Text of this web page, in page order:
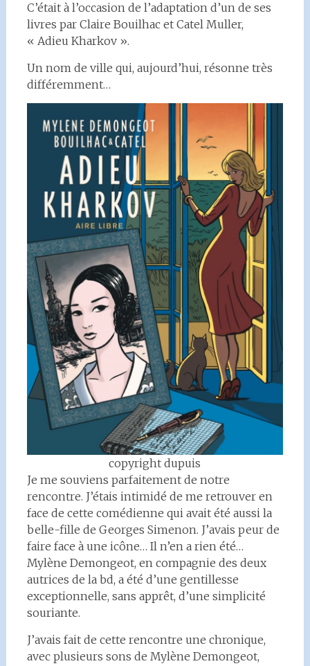
C’était à l’occasion de l’adaptation d’un de ses
livres par Claire Bouilhac et Catel Muller,
« Adieu Kharkov ».
Un nom de ville qui, aujourd’hui, résonne très
différemment…
copyright dupuis
Je me souviens parfaitement de notre
rencontre. J’étais intimidé de me retrouver en
face de cette comédienne qui avait été aussi la
belle-fille de Georges Simenon. J’avais peur de
faire face à une icône… Il n’en a rien été…
Mylène Demongeot, en compagnie des deux
autrices de la bd, a été d’une gentillesse
exceptionnelle, sans apprêt, d’une simplicité
souriante.
J’avais fait de cette rencontre une chronique,
avec plusieurs sons de Mylène Demongeot,